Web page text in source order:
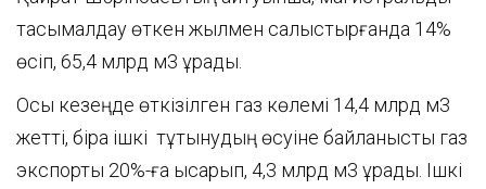
тасымалдау өткен жылмен салыстырғанда 14%
өсіп, 65,4 млрд м3 құрады.
Осы кезеңде өткізілген газ көлемі 14,4 млрд м3
жетті, бірақ ішкі тұтынудың өсуіне байланысты газ
экспорты 20%-ға қысқарып, 4,3 млрд м3 құрады. Ішкі